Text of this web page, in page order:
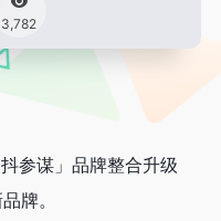
3,782
参谋」品牌整合升级
牌。